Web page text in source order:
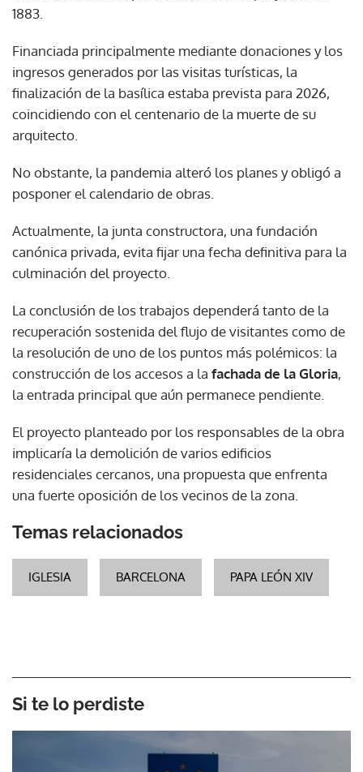
1883.
Financiada principalmente mediante donaciones y los
ingresos generados por las visitas turísticas, la
finalización de la basílica estaba prevista para 2026,
coincidiendo con el centenario de la muerte de su
arquitecto.
No obstante, la pandemia alteró los planes y obligó a
posponer el calendario de obras.
Actualmente, la junta constructora, una fundación
canónica privada, evita fijar una fecha definitiva para la
culminación del proyecto.
La conclusión de los trabajos dependerá tanto de la
recuperación sostenida del flujo de visitantes como de
la resolución de uno de los puntos más polémicos: la
construcción de los accesos a la fachada de la Gloria,
la entrada principal que aún permanece pendiente.
El proyecto planteado por los responsables de la obra
implicaría la demolición de varios edificios
residenciales cercanos, una propuesta que enfrenta
una fuerte oposición de los vecinos de la zona.
Temas relacionados
IGLESIA BARCELONA PAPA LEÓN XIV
Si te lo perdiste